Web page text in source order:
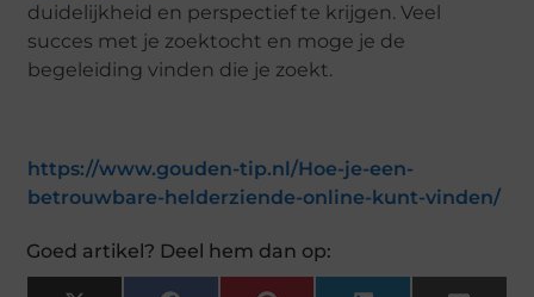
duidelijkheid en perspectief te krijgen. Veel
succes met je zoektocht en moge je de
begeleiding vinden die je zoekt.
https://www.gouden-tip.nl/Hoe-je-een-
betrouwbare-helderziende-online-kunt-vinden/
Goed artikel? Deel hem dan op: